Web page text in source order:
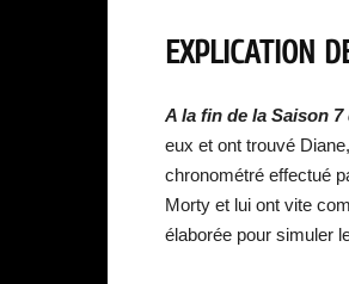
EXPLICATION
A la fin de la Saison
eux et ont trouvé
chronométré effectué
Morty et lui ont vite
élaborée pour simuler